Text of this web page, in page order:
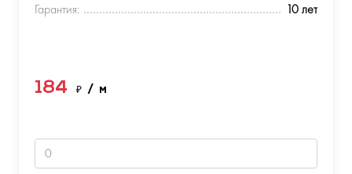
Гарантия:
10 лет
184 ₽ / м